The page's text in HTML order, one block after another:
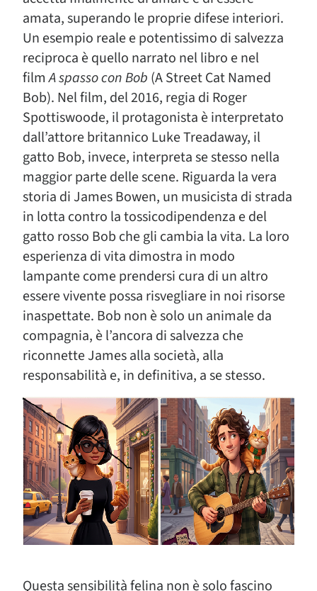
amata, superando le proprie difese interiori.
Un esempio reale e potentissimo di salvezza
reciproca è quello narrato nel libro e nel
filmA spasso con Bob (A Street Cat Named
Bob). Nel film, del 2016, regia di Roger
Spottiswoode, il protagonista è interpretato
dall’attore britannico Luke Treadaway, il
gatto Bob, invece, interpreta se stesso nella
maggior parte delle scene. Riguarda la vera
storia di James Bowen, un musicista di strada
in lotta contro la tossicodipendenza e del
gatto rosso Bob che gli cambia la vita. La loro
esperienza di vita dimostra in modo
lampante come prendersi cura di un altro
essere vivente possa risvegliare in noi risorse
inaspettate. Bob non è solo un animale da
compagnia, è l’ancora di salvezza che
riconnette James alla società, alla
responsabilità e, in definitiva, a se stesso.
Questa sensibilità felina non è solo fascino